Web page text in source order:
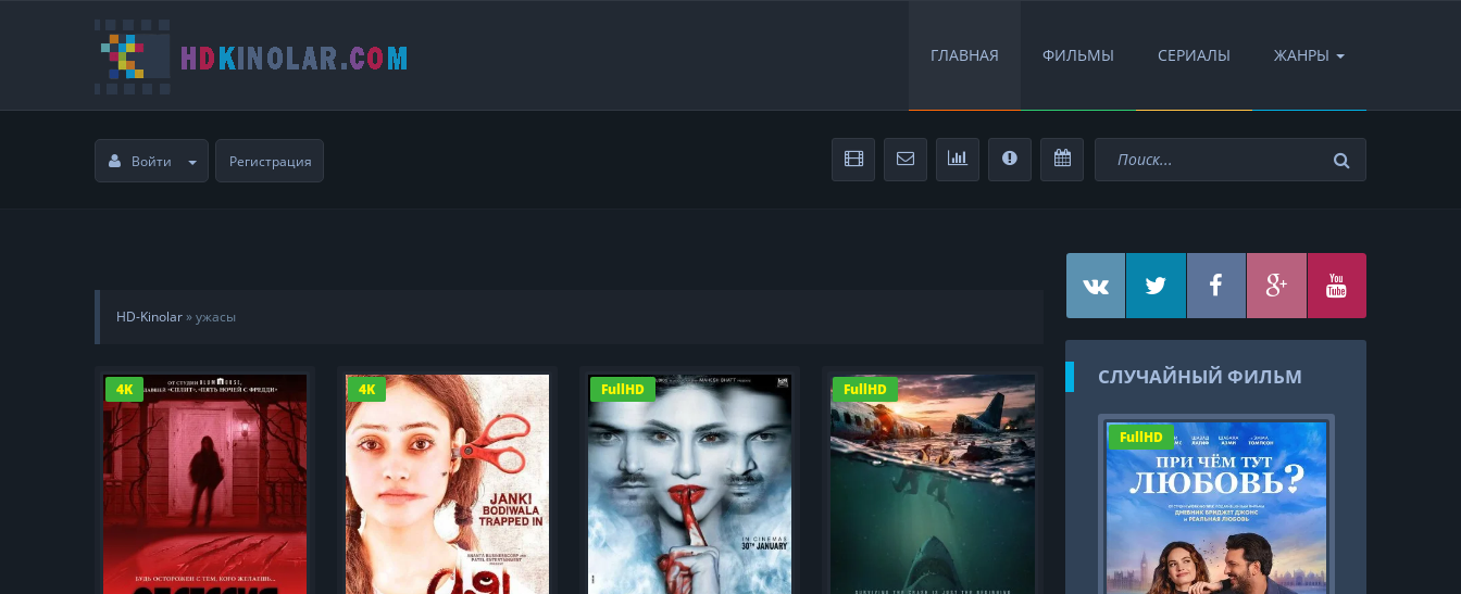
ГЛАВНАЯ ФИЛЬМЫ СЕРИАЛЫ ЖАНРЫ
Войти Регистрация
HD-Kinolar» ужасы
4K 4K FullHD FullHD
СЛУЧАЙНЫЙ ФИЛЬМ
FullHD